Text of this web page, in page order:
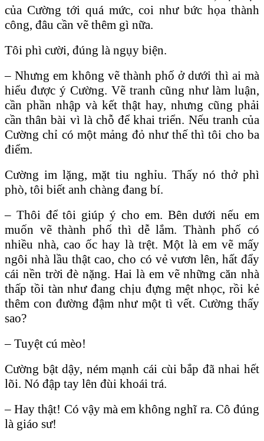
của Cường tới quá mức, coi như bức họa thành
công, đâu cần vẽ thêm gì nữa.
Tôi phì cười, đúng là ngụy biện.
– Nhưng em không vẽ thành phố ở dưới thì ai mà
hiểu được ý Cường. Vẽ tranh cũng như làm luận,
cần phần nhập và kết thật hay, nhưng cũng phải
cần thân bài vì là chỗ để khai triển. Nếu tranh của
Cường chỉ có một mảng đỏ như thế thì tôi cho ba
điểm.
Cường im lặng, mặt tiu nghỉu. Thấy nó thở phì
phò, tôi biết anh chàng đang bí.
– Thôi để tôi giúp ý cho em. Bên dưới nếu em
muốn vẽ thành phố thì dễ lắm. Thành phố có
nhiều nhà, cao ốc hay là trệt. Một là em vẽ mấy
ngôi nhà lầu thật cao, cho có vẻ vươn lên, hất đẩy
cái nền trời đè nặng. Hai là em vẽ những căn nhà
thấp tồi tàn như đang chịu đựng mệt nhọc, rồi kẻ
thêm con đường đậm như một tì vết. Cường thấy
sao?
– Tuyệt cú mèo!
Cường bật dậy, ném mạnh cái cùi bắp đã nhai hết
lõi. Nó đập tay lên đùi khoái trá.
– Hay thật! Có vậy mà em không nghĩ ra. Cô đúng
là giáo sư!